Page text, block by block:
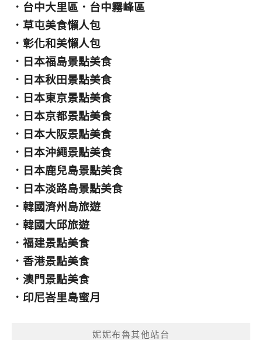
． 台中大里區 ． 台中霧峰區
． 草屯美食懶人包
． 彰化和美懶人包
． 日本福島景點美食
． 日本秋田景點美食
． 日本東京景點美食
． 日本京都景點美食
． 日本大阪景點美食
． 日本沖繩景點美食
． 日本鹿兒島景點美食
． 日本淡路島景點美食
． 韓國濟州島旅遊
． 韓國大邱旅遊
． 福建景點美食
． 香港景點美食
． 澳門景點美食
． 印尼峇里島蜜月
妮妮布魯其他站台